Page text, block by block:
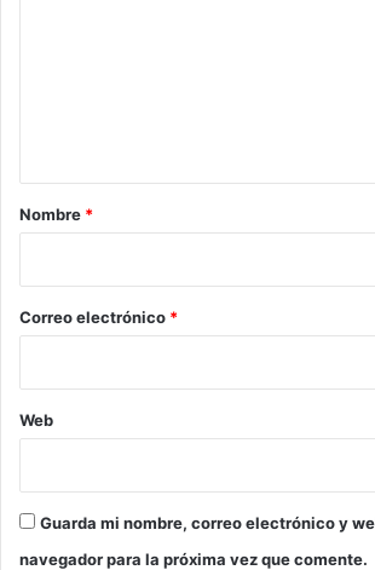
r
*
Nombre *
Correo electrónico *
Web
Guarda mi nombre, correo electrónico y
navegador para la próxima vez que comente.